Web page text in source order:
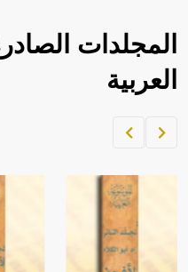
المجلدات
العربية